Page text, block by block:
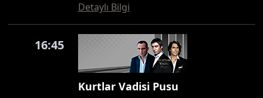
Detaylı Bilgi
16:45
Kurtlar Vadisi Pusu